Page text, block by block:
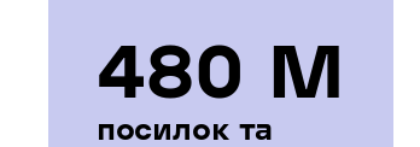
480 М
посилок та